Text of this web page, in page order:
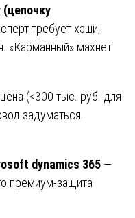
требует хэши,
«Карманный» махнет
(<300 тыс. руб. для
задуматься.
dynamics 365 —
премиум-защита